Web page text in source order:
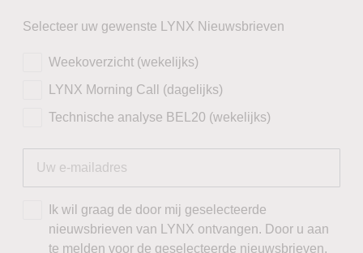
Selecteer uw gewenste LYNX Nieuwsbrieven
Weekoverzicht (wekelijks)
LYNX Morning Call (dagelijks)
Technische analyse BEL20 (wekelijks)
Ik wil graag de door mij geselecteerde
nieuwsbrieven van LYNX ontvangen. Door u aan
te melden voor de geselecteerde nieuwsbrieven,